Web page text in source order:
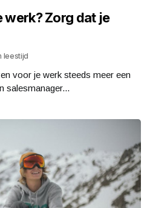
werk? Zorg dat je
leestijd
voor je werk steeds meer een
salesmanager...